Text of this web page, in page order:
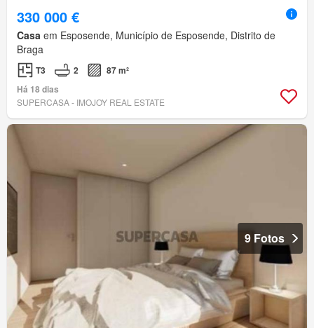
330 000 €
Casa em Esposende, Município de Esposende, Distrito de
Braga
T3 2
87 m²
Há 18 dias
SUPERCASA - IMOJOY REAL ESTATE
9 Fotos